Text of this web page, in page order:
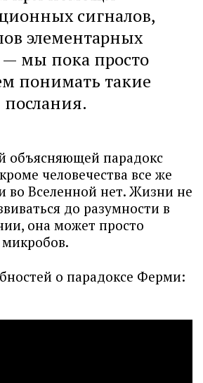
сигналов,
элементарных
— мы пока просто
понимать такие
послания.
объясняющей парадокс
человечества все же
во Вселенной нет. Жизни не
до разумности в
она может просто
о парадоксе Ферми: